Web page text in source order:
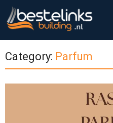
Category: Parfum